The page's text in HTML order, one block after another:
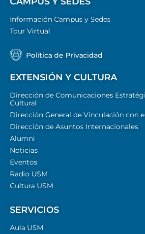
Información Campus y Sedes
Tour Virtual
Política de Privacidad
EXTENSIÓN Y CULTURA
Dirección de Comunicaciones
Cultural
Dirección General de Vinculación con
Dirección de Asuntos Internacionales
Alumni
Noticias
Eventos
Radio USM
Cultura USM
SERVICIOS
Aula USM